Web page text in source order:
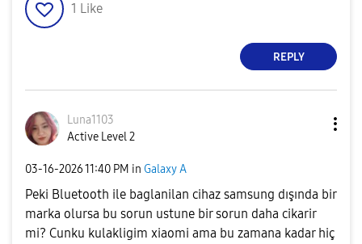
1 Like
REPLY
Luna1103
Active Level 2
‎03-16-202611:40 PM in Galaxy A
Peki Bluetooth ile baglanilan cihaz samsung dışında bir
marka olursa bu sorun ustune bir sorun daha cikarir
mi? Cunku kulakligim xiaomi ama bu zamana kadar hiç